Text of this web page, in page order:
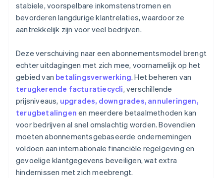
stabiele, voorspelbare inkomstenstromen en
bevorderen langdurige klantrelaties, waardoor ze
aantrekkelijk zijn voor veel bedrijven.
Deze verschuiving naar een abonnementsmodel brengt
echter uitdagingen met zich mee, voornamelijk op het
gebied van betalingsverwerking. Het beheren van
terugkerende facturatiecycli, verschillende
prijsniveaus, upgrades, downgrades, annuleringen,
terugbetalingen en meerdere betaalmethoden kan
voor bedrijven al snel omslachtig worden. Bovendien
moeten abonnementsgebaseerde ondernemingen
voldoen aan internationale financiële regelgeving en
gevoelige klantgegevens beveiligen, wat extra
hindernissen met zich meebrengt.